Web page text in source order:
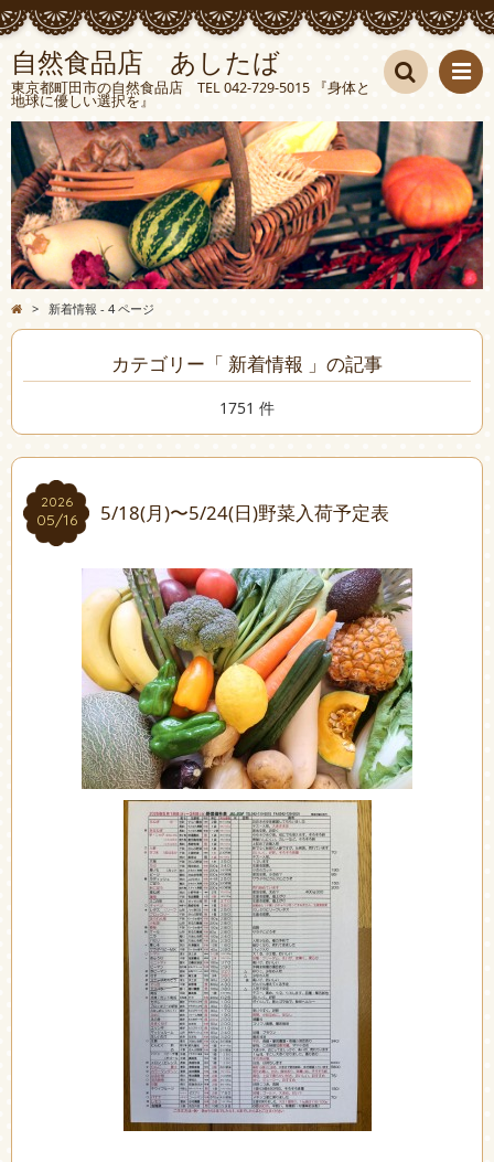
自然食品店 あしたば
東京都町田市の自然食品店 TEL 042-729-5015 『身体と
地球に優しい選択を』 検索
> 新着情報 - 4 ページ
カテゴリー「 新着情報 」の記事
1751 件
2026
05/16
2026
05/16 5/18(月)〜5/24(日)野菜入荷予定表